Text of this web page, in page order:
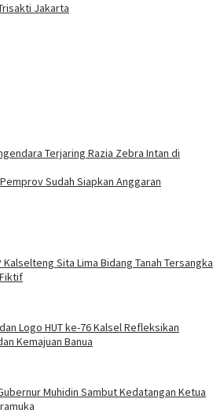
Jakarta
Terjaring Razia Zebra Intan di
Sudah Siapkan Anggaran
Kalselteng Sita Lima Bidang Tanah Tersangka
Logo HUT ke-76 Kalsel Refleksikan
Kemajuan Banua
Muhidin Sambut Kedatangan Ketua